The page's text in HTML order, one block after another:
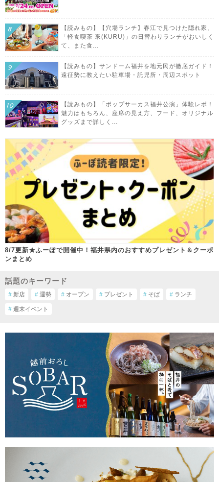
【読みもの】【穴場ランチ】春江で見つけた隠れ家。
「軽食喫茶 來(KURU)」の日替わりランチがおいしく
て、また食...
【読みもの】サンドーム福井を地元民が徹底ガイド！
遠征勢に教えたい駐車場・託児所・周辺スポット
【読みもの】「ポップサーカス福井公演」体験レポ！
魅力はもちろん、座席の見え方、フード、オリジナル
グッズまで詳しく...
8/7更新★ふーぽで開催中！福井県内のおすすめプレゼント＆クーポ
ンまとめ
話題のキーワード
# 新店 # 運勢 # オープン # プレゼント # そば # ランチ
# 週末イベント